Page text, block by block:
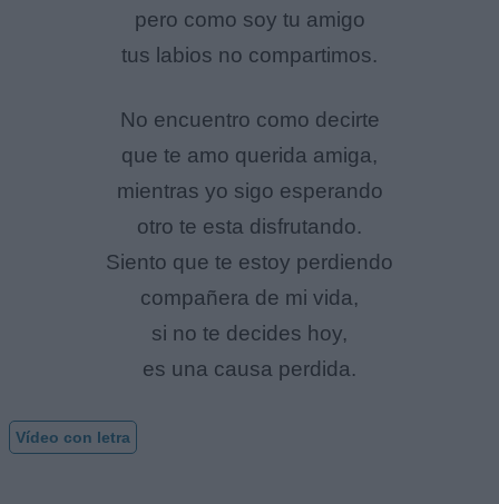
pero como soy tu amigo
tus labios no compartimos.
No encuentro como decirte
que te amo querida amiga,
mientras yo sigo esperando
otro te esta disfrutando.
Siento que te estoy perdiendo
compañera de mi vida,
si no te decides hoy,
es una causa perdida.
Vídeo con letra